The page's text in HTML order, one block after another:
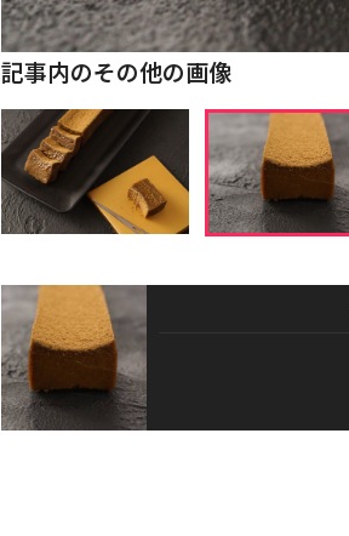
記事内のその他の画像